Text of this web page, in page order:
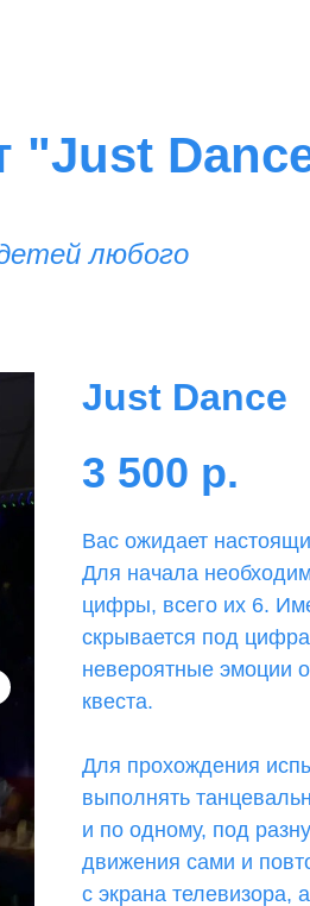
"Just
любого
Just Dance
3 500 р.
Вас ожидает
Для начала
цифры, всего их 6.
скрывается под
невероятные эмоции
квеста.
Для прохождения
выполнять
и по одному, под
движения сами и
с экрана телевизора,